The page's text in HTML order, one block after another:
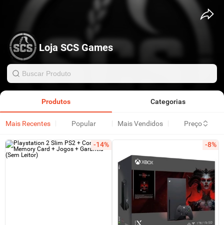
Loja SCS Games
Produtos Categorias
Mais Recentes Popular Mais Vendidos Preço
-14% -8%